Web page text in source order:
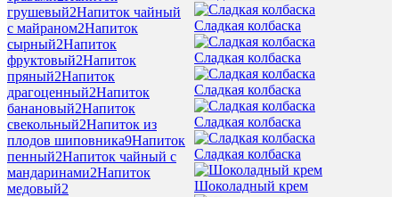
грушевый2Напиток чайный
с майраном2Напиток
сырный2Напиток
фруктовый2Напиток
пряный2Напиток
драгоценный2Напиток
банановый2Напиток
свекольный2Напиток из
плодов шиповника9Напиток
пенный2Напиток чайный с
мандаринами2Напиток
медовый2
Сладкая колбаска
Сладкая колбаска
Сладкая колбаска
Сладкая колбаска
Сладкая колбаска
Шоколадный крем